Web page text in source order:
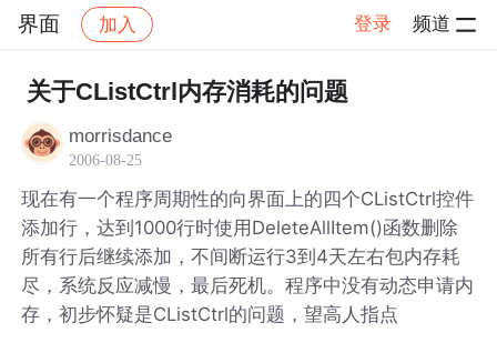
界面 加入 登录 频道
社区 界面 帖子详情
关于CListCtrl内存消耗的问题
morrisdance
2006-08-25
现在有一个程序周期性的向界面上的四个CListCtrl控件
添加行，达到1000行时使用DeleteAllItem()函数删除
所有行后继续添加，不间断运行3到4天左右包内存耗
尽，系统反应减慢，最后死机。程序中没有动态申请内
存，初步怀疑是CListCtrl的问题，望高人指点